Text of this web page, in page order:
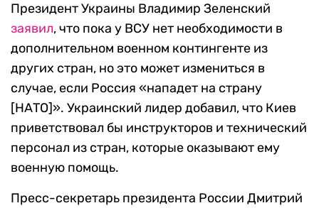
Президент Украины Владимир Зеленский
заявил, что пока у ВСУ нет необходимости в
дополнительном военном контингенте из
других стран, но это может измениться в
случае, если Россия «нападет на страну
[НАТО]». Украинский лидер добавил, что Киев
приветствовал бы инструкторов и технический
персонал из стран, которые оказывают ему
военную помощь.
Пресс-секретарь президента России Дмитрий